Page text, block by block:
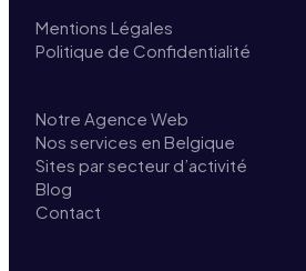
Mentions Légales
Politique de Confidentialité
Notre Agence Web
Nos services en Belgique
Sites par secteur d’activité
Blog
Contact